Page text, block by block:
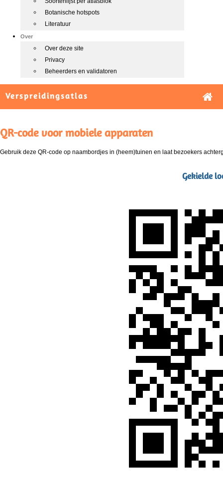
Botanische hotspots
Literatuur
Over
Over deze site
Privacy
Beheerders en validatoren
Verspreidingsatlas
QR-code voor mobiele apparaten
Gebruik deze QR-code op naambordjes in (heem)tuinen en laat bezoekers
Gekielde